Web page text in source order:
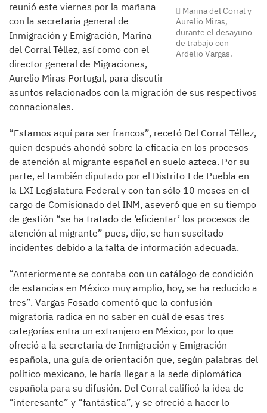
Marina del Corral y
Aurelio Miras,
durante el desayuno
de trabajo con
Ardelio Vargas.
reunió este viernes por la mañana
con la secretaria general de
Inmigración y Emigración, Marina
del Corral Téllez, así como con el
director general de Migraciones,
Aurelio Miras Portugal, para discutir
asuntos relacionados con la migración de sus respectivos
connacionales.
“Estamos aquí para ser francos”, recetó Del Corral Téllez,
quien después ahondó sobre la eficacia en los procesos
de atención al migrante español en suelo azteca. Por su
parte, el también diputado por el Distrito I de Puebla en
la LXI Legislatura Federal y con tan sólo 10 meses en el
cargo de Comisionado del INM, aseveró que en su tiempo
de gestión “se ha tratado de ‘eficientar’ los procesos de
atención al migrante” pues, dijo, se han suscitado
incidentes debido a la falta de información adecuada.
“Anteriormente se contaba con un catálogo de condición
de estancias en México muy amplio, hoy, se ha reducido a
tres”. Vargas Fosado comentó que la confusión
migratoria radica en no saber en cuál de esas tres
categorías entra un extranjero en México, por lo que
ofreció a la secretaria de Inmigración y Emigración
española, una guía de orientación que, según palabras del
político mexicano, le haría llegar a la sede diplomática
española para su difusión. Del Corral calificó la idea de
“interesante” y “fantástica”, y se ofreció a hacer lo